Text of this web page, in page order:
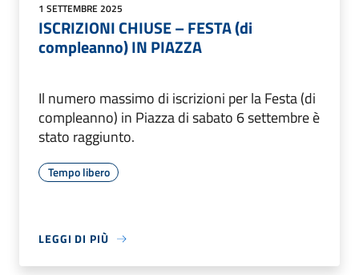
1 SETTEMBRE 2025
ISCRIZIONI CHIUSE – FESTA (di
compleanno) IN PIAZZA
Il numero massimo di iscrizioni per la Festa (di
compleanno) in Piazza di sabato 6 settembre è
stato raggiunto.
Tempo libero
LEGGI DI PIÙ